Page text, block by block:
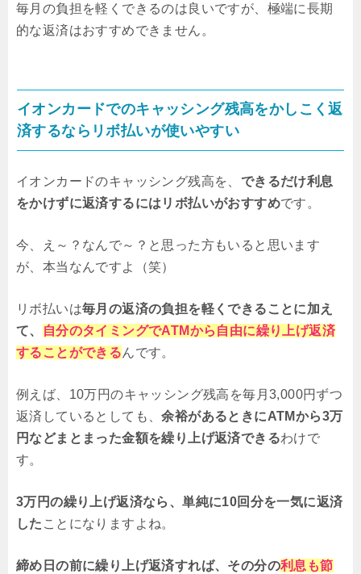
毎月の負担を軽くできるのは良いですが、極端に長期
的な返済はおすすめできません。
イオンカードでのキャッシング残高をかしこく返
済するならリボ払いが使いやすい
イオンカードのキャッシング残高を、 できるだけ利息
をかけずに返済するにはリボ払いがおすすめです。
今、え～？なんで～？と思った方もいると思います
が、本当なんですよ（笑）
リボ払いは毎月の返済の負担を軽くできることに加え
て、
自分のタイミングでATMから自由に繰り上げ返済
することができるんです。
例えば、10万円のキャッシング残高を毎月3,000円ずつ
返済しているとしても、余裕があるときにATMから3万
円などまとまった金額を繰り上げ返済できるわけで
す。
3万円の繰り上げ返済なら、単純に10回分を一気に返済
した ことになりますよね。
締め日の前に繰り上げ返済すれば、その分の利息も節